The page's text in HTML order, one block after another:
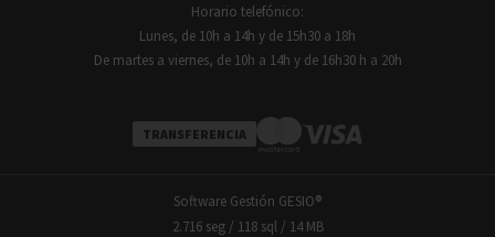
Horario telefónico:
Lunes, de 10h a 14h y de 15h30 a 18h
De martes a viernes, de 10h a 14h y de 16h30 h a 20h
TRANSFERENCIA
Software Gestión GESIO®
2.716 seg / 118 sql/ 14 MB